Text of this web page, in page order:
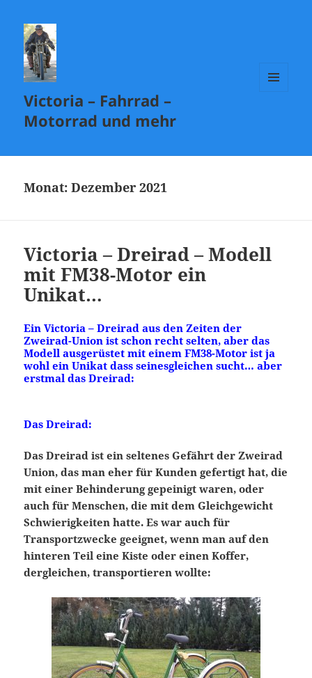
Victoria – Fahrrad –
Motorrad und mehr
Monat:Dezember 2021
Victoria – Dreirad – Modell
mit FM38-Motor ein
Unikat…
Ein Victoria – Dreirad aus den Zeiten der
Zweirad-Union ist schon recht selten, aber das
Modell ausgerüstet mit einem FM38-Motor ist ja
wohl ein Unikat dass seinesgleichen sucht… aber
erstmal das Dreirad:
Das Dreirad:
Das Dreirad ist ein seltenes Gefährt der Zweirad
Union, das man eher für Kunden gefertigt hat, die
mit einer Behinderung gepeinigt waren, oder
auch für Menschen, die mit dem Gleichgewicht
Schwierigkeiten hatte. Es war auch für
Transportzwecke geeignet, wenn man auf den
hinteren Teil eine Kiste oder einen Koffer,
dergleichen, transportieren wollte: